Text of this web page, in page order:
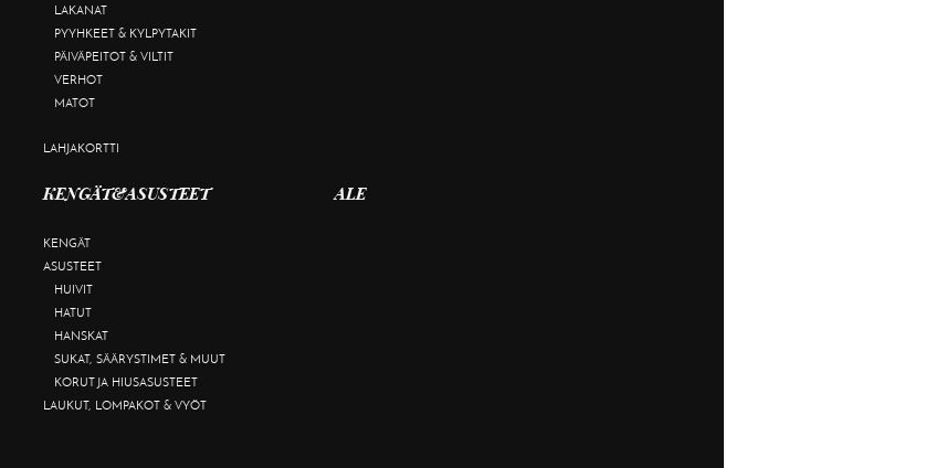
LAKANAT
PYYHKEET & KYLPYTAKIT
PÄIVÄPEITOT & VILTIT
VERHOT
MATOT
LAHJAKORTTI
KENGÄT&ASUSTEET
KENGÄT
ASUSTEET
HUIVIT
HATUT
HANSKAT
SUKAT, SÄÄRYSTIMET & MUUT
KORUT JA HIUSASUSTEET
LAUKUT, LOMPAKOT & VYÖT
ALE